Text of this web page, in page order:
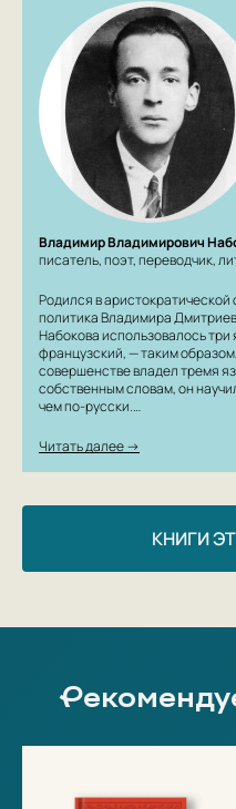
Владимир Владимирович
писатель, поэт, переводчик,
Родился в
политика Владимира
Набокова использовалось три
французский, — таким
совершенстве владел тремя
собственным словам, он
чем по-русски.…
Читать далее →
КНИГИ